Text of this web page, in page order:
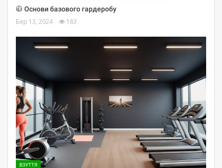
🧥 Основи базового гардеробу
Бер 13, 2024 183
ВЗУТТЯ